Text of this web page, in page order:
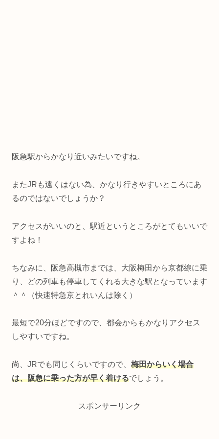
阪急駅からかなり近いみたいですね。
またJRも遠くはない為、かなり行きやすいところにあ
るのではないでしょうか？
アクセスがいいのと、駅近というところがとてもいいで
すよね！
ちなみに、阪急高槻市までは、大阪梅田から京都線に乗
り、どの列車も停車してくれる大きな駅となっています
＾＾（快速特急京とれいんは除く）
最短で20分ほどですので、都会からもかなりアクセス
しやすいですね。
尚、JRでも同じくらいですので、 梅田からいく場合
は、阪急に乗った方が早く着けるでしょう。
スポンサーリンク